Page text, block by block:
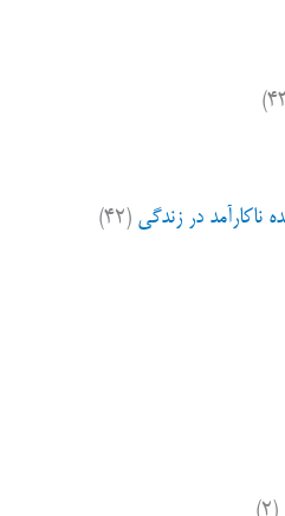
ناکارآمد در زندگی (۴۲)
(۲)